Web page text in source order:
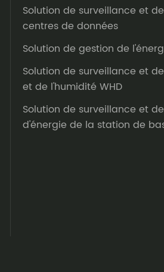
Solution de surveillance et
centres de données
Solution de gestion de
Solution de surveillance et
et de l'humidité WHD
Solution de surveillance et
d'énergie de la station de